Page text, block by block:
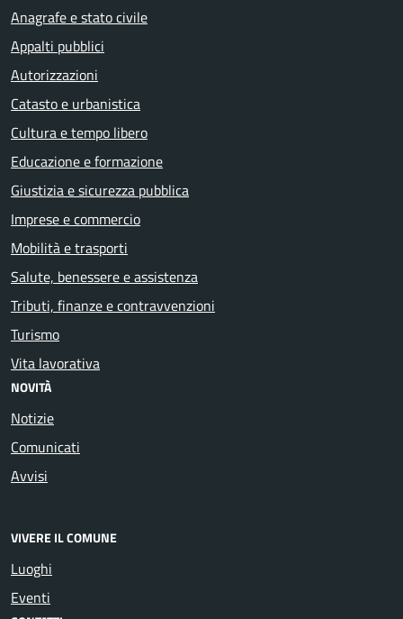
Anagrafe e stato civile
Appalti pubblici
Autorizzazioni
Catasto e urbanistica
Cultura e tempo libero
Educazione e formazione
Giustizia e sicurezza pubblica
Imprese e commercio
Mobilità e trasporti
Salute, benessere e assistenza
Tributi, finanze e contravvenzioni
Turismo
Vita lavorativa
NOVITÀ
Notizie
Comunicati
Avvisi
VIVERE IL COMUNE
Luoghi
Eventi